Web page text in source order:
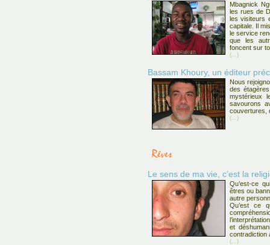
Mbagnick
les rues de
les visiteurs
capitale. Il
le service
que les
foncent sur
(...)
Bassam Khoury, un éditeur
Nous
des
mystérieux
savourons
couvertures,
(...)
Le sens de ma vie, c’est la
Qu’est-ce
êtres ou
autre
Qu’est ce
et
contradiction
(...)